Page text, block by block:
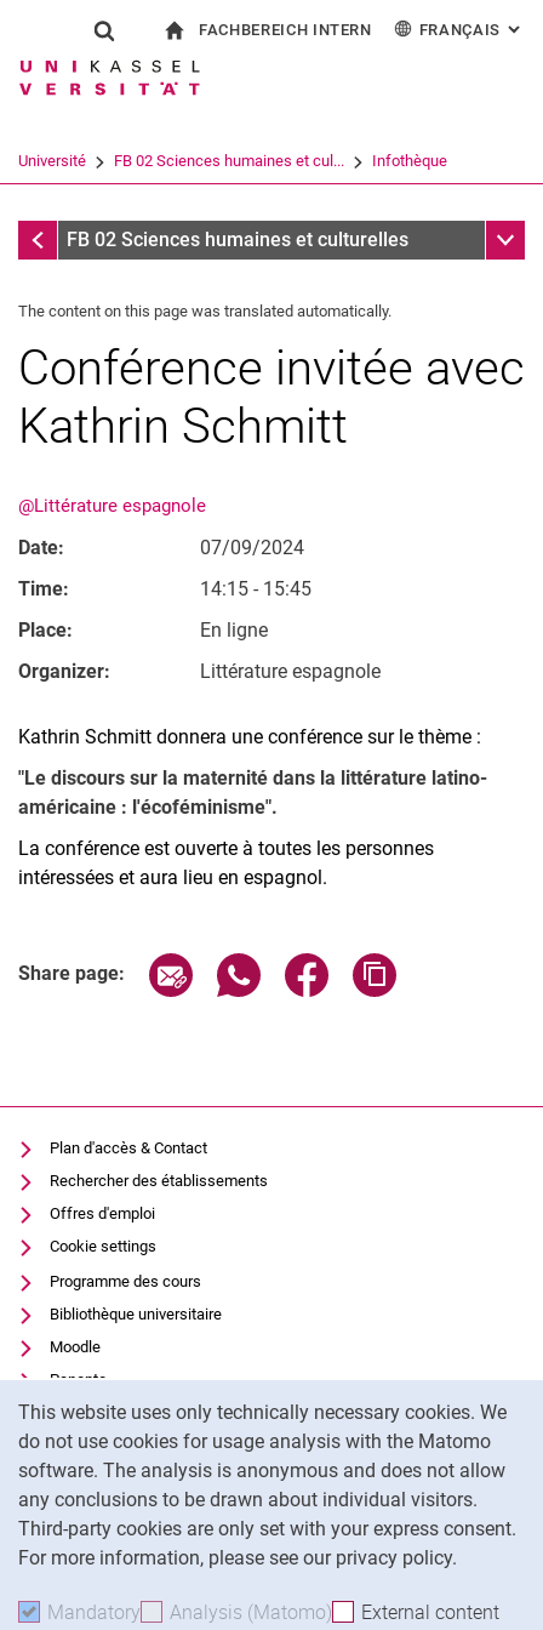
Jump directly to: content
Jump directly to: search
Jump directly to: main
This website uses only technically necessary cookies. We
do not use cookies for usage analysis with the Matomo
software. The analysis is anonymous and does not allow
any conclusions to be drawn about individual visitors.
Third-party cookies are only set with your express consent.
For more information, please see our privacy policy.
Mandatory Accept mandatory cookies
Analysis (Matomo) Accept analysis cookies
External content
Show search form
Search term
Search (opens an external link in a
FACHBEREICH INTERN FRANÇAIS :
Italiano
Université FB 02 Sciences humaines et cul... Infothèque
Infothèque
FB 02 Sciences humaines et culturelles Sub
The content on this page was translated automatically.
Conférence invitée avec
Kathrin Schmitt
@Littérature espagnole
Date:
07/09/2024
Time:
14:15 - 15:45
Place:
En ligne
Organizer:
Littérature espagnole
Kathrin Schmitt donnera une conférence sur le thème :
"Le discours sur la maternité dans la littérature latino-
américaine : l'écoféminisme".
La conférence est ouverte à toutes les personnes
intéressées et aura lieu en espagnol.
Share page: Share page via email
Share page via WhatsApp
Share page via
Plan d'accès & Contact
Rechercher des établissements
Offres d'emploi
Cookie settings
Programme des cours
Bibliothèque universitaire
Moodle
Panopto
Protection des données
Accessibilité
Utilisation transparente de l'IA